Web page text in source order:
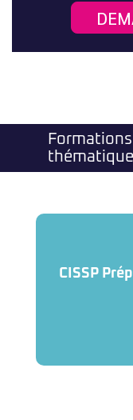
thématique
CISSP